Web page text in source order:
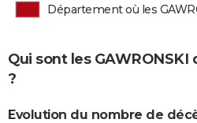
Département où les
Qui sont les
?
Evolution du nombre de